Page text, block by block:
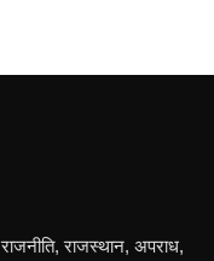
राजस्थान, अपराध,